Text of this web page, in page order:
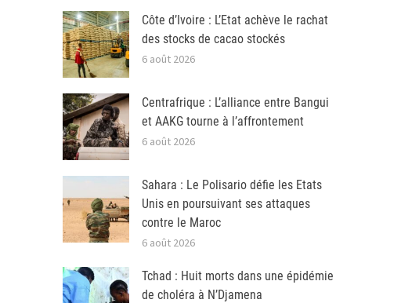
Côte d’Ivoire : L’Etat achève le rachat
des stocks de cacao stockés
6 août 2026
Centrafrique : L’alliance entre Bangui
et AAKG tourne à l’affrontement
6 août 2026
Sahara : Le Polisario défie les Etats
Unis en poursuivant ses attaques
contre le Maroc
6 août 2026
Tchad : Huit morts dans une épidémie
de choléra à N’Djamena